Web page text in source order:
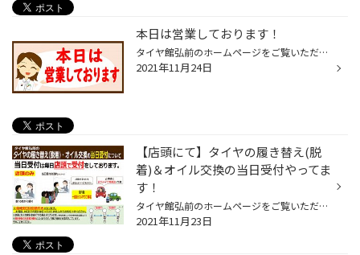
本日は営業しております！
タイヤ館弘前のホームページをご覧いただき誠にありがとうございます！ 本日11月24日は水曜日ですが営業しております！ タイヤのご相談や交換がございましたらお気軽にご来店ください♪ みなさまのご来店心よりお待ちしております。 ※タイヤ交換の季節になり、連日たくさんのお客様にご来店頂き誠に...
2021年11月24日
【店頭にて】タイヤの履き替え(脱
着)＆オイル交換の当日受付やってま
す！
タイヤ館弘前のホームページをご覧いただき誠にありがとうございます！ 冬タイヤへの交換の時期真っ只中です！！ 作業の事前予約は11月30日まで埋まっており、タイヤの履き替え(脱着)やオイル交換をご希望のお客様にはご不便をおかけしており大変申し訳ございません。 事前予約は埋まっておりますが...
2021年11月23日